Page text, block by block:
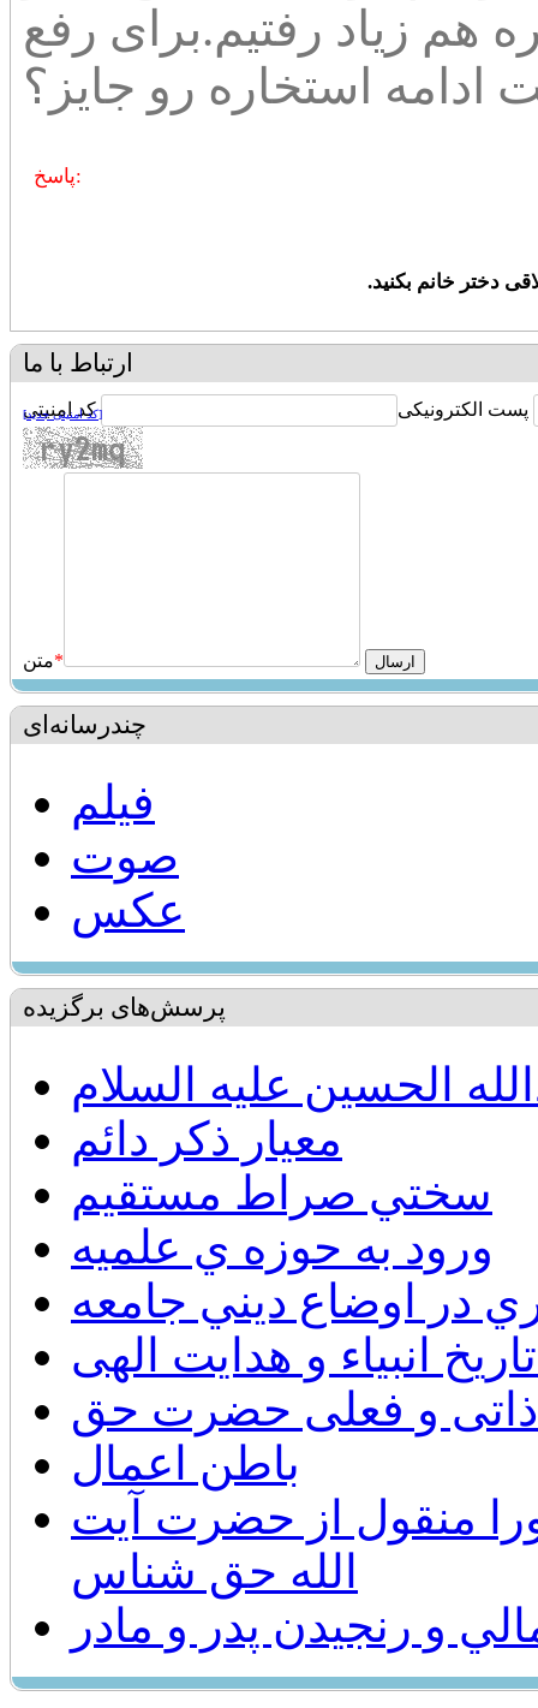
هم زیاد رفتیم.برای رفع
ادامه استخاره رو جایز؟
پاسخ:
دختر خانم بکنید.
ارتباط با ما
پست الکترونیکی کد امنیتی[کد امنیتی جدید]
متن*
چندرسانه‌ای
فیلم
صوت
عکس
پرسش‌های برگزیده
الحسين عليه السلام
معيار ذكر دائم
سختي صراط مستقيم
ورود به حوزه ي علميه
در اوضاع ديني جامعه
انبیاء و هدایت الهی
و فعلی حضرت حق
باطن اعمال
منقول از حضرت آیت
الله حق شناس
و رنجيدن پدر و مادر